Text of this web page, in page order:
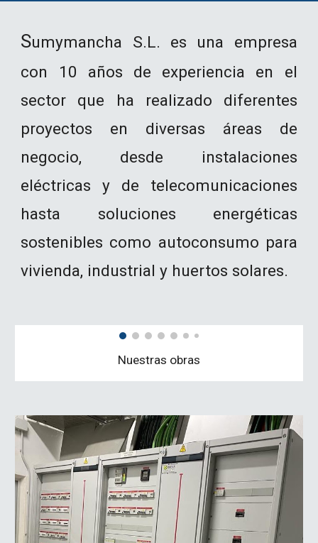
Sumymancha S.L. es una empresa
con 10 años de experiencia en el
sector que ha realizado diferentes
proyectos en diversas áreas de
negocio, desde instalaciones
eléctricas y de telecomunicaciones
hasta soluciones energéticas
sostenibles como autoconsumo para
vivienda, industrial y huertos solares.
Nuestras obras